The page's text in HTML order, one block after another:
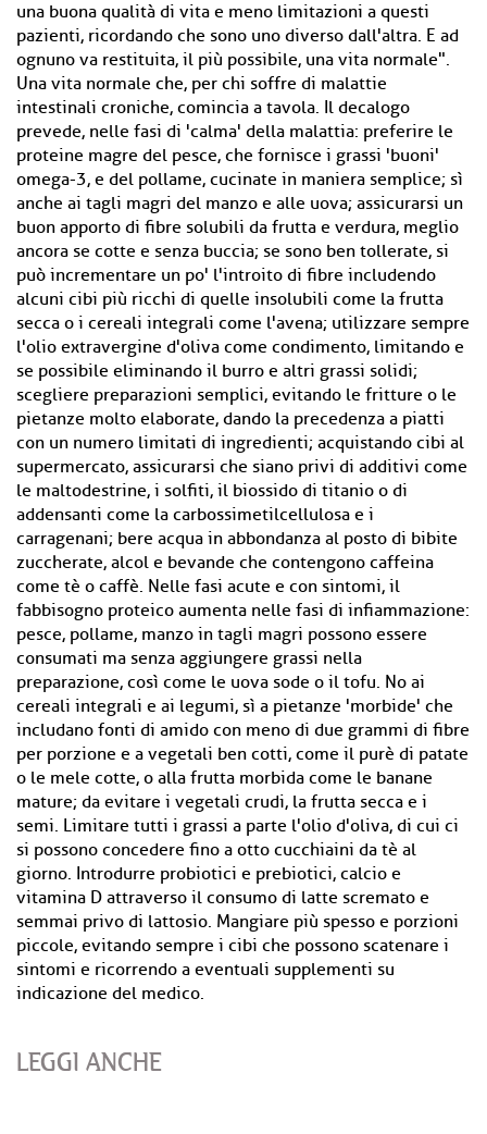
una buona qualità di vita e meno limitazioni a questi
pazienti, ricordando che sono uno diverso dall'altra. E ad
ognuno va restituita, il più possibile, una vita normale".
Una vita normale che, per chi soffre di malattie
intestinali croniche, comincia a tavola. Il decalogo
prevede, nelle fasi di 'calma' della malattia: preferire le
proteine magre del pesce, che fornisce i grassi 'buoni'
omega-3, e del pollame, cucinate in maniera semplice; sì
anche ai tagli magri del manzo e alle uova; assicurarsi un
buon apporto di fibre solubili da frutta e verdura, meglio
ancora se cotte e senza buccia; se sono ben tollerate, si
può incrementare un po' l'introito di fibre includendo
alcuni cibi più ricchi di quelle insolubili come la frutta
secca o i cereali integrali come l'avena; utilizzare sempre
l'olio extravergine d'oliva come condimento, limitando e
se possibile eliminando il burro e altri grassi solidi;
scegliere preparazioni semplici, evitando le fritture o le
pietanze molto elaborate, dando la precedenza a piatti
con un numero limitati di ingredienti; acquistando cibi al
supermercato, assicurarsi che siano privi di additivi come
le maltodestrine, i solfiti, il biossido di titanio o di
addensanti come la carbossimetilcellulosa e i
carragenani; bere acqua in abbondanza al posto di bibite
zuccherate, alcol e bevande che contengono caffeina
come tè o caffè. Nelle fasi acute e con sintomi, il
fabbisogno proteico aumenta nelle fasi di infiammazione:
pesce, pollame, manzo in tagli magri possono essere
consumati ma senza aggiungere grassi nella
preparazione, così come le uova sode o il tofu. No ai
cereali integrali e ai legumi, sì a pietanze 'morbide' che
includano fonti di amido con meno di due grammi di fibre
per porzione e a vegetali ben cotti, come il purè di patate
o le mele cotte, o alla frutta morbida come le banane
mature; da evitare i vegetali crudi, la frutta secca e i
semi. Limitare tutti i grassi a parte l'olio d'oliva, di cui ci
si possono concedere fino a otto cucchiaini da tè al
giorno. Introdurre probiotici e prebiotici, calcio e
vitamina D attraverso il consumo di latte scremato e
semmai privo di lattosio. Mangiare più spesso e porzioni
piccole, evitando sempre i cibi che possono scatenare i
sintomi e ricorrendo a eventuali supplementi su
indicazione del medico.
LEGGI ANCHE